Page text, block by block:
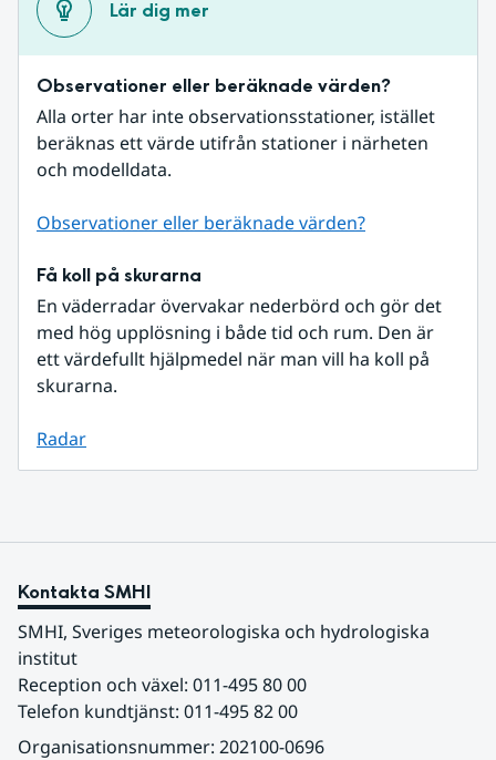
Lär dig mer
Observationer eller beräknade värden?
Alla orter har inte observationsstationer, istället
beräknas ett värde utifrån stationer i närheten
och modelldata.
Observationer eller beräknade värden?
Få koll på skurarna
En väderradar övervakar nederbörd och gör det
med hög upplösning i både tid och rum. Den är
ett värdefullt hjälpmedel när man vill ha koll på
skurarna.
Radar
Kontakta SMHI
SMHI, Sveriges meteorologiska och hydrologiska
institut
Reception och växel: 011-495 80 00
Telefon kundtjänst: 011-495 82 00
Organisationsnummer: 202100-0696